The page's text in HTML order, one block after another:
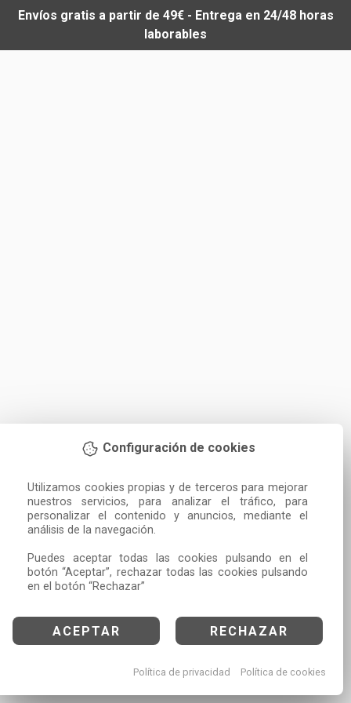
Configuración de cookies
Utilizamos cookies propias y de terceros para mejorar
nuestros servicios, para analizar el tráfico, para
personalizar el contenido y anuncios, mediante el
análisis de la navegación.
Puedes aceptar todas las cookies pulsando en el
botón “Aceptar”, rechazar todas las cookies pulsando
en el botón “Rechazar”
ACEPTAR RECHAZAR
Política de privacidad Política de cookies
Envíos gratis a partir de 49€ - Entrega en 24/48 horas
laborables